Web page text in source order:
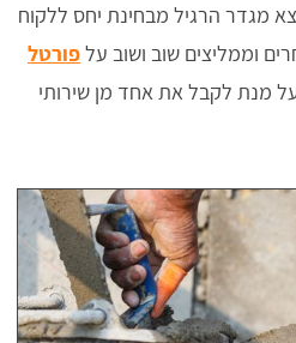
מגדר הרגיל מבחינת יחס ללקוח
וממליצים שוב ושוב עלפורטל
על מנת לקבל את אחד מן שירותי